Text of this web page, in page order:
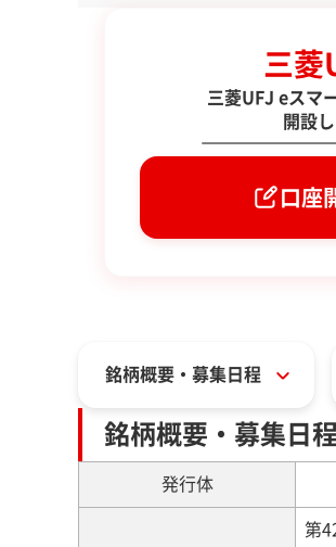
三菱
三菱UFJ eスマ
開設
口座
銘柄概要・募集日程
銘柄概要・募集日程
発行体
第